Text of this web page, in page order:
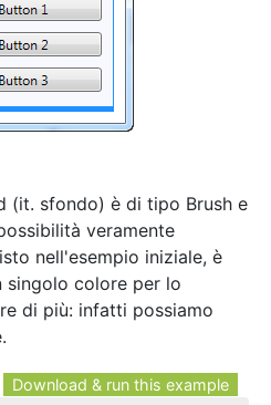
(it. sfondo) è di tipo Brush e
veramente
nell'esempio iniziale, è
singolo colore per lo
di più: infatti possiamo
Download & run this example